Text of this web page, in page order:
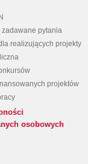
zadawane pytania
realizujących projekty
projektów
osobowych